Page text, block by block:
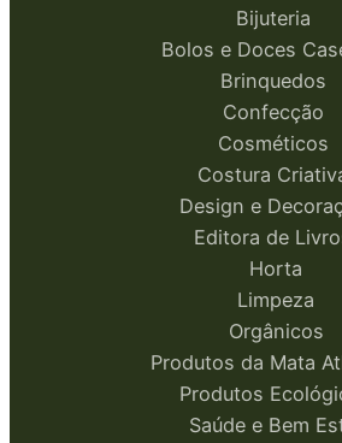
Bijuteria
Bolos e Doces
Brinquedos
Confecção
Cosméticos
Costura
Design e
Editora de
Horta
Limpeza
Orgânicos
Produtos da Mata
Produtos
Saúde e Bem